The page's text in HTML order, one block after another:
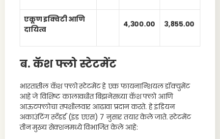
एकूण इक्विटी आणि
दायित्व
4,300.00 3,855.00
ब. कॅश फ्लो स्टेटमेंट
भारतातील कॅश फ्लो स्टेटमेंट हे एक फायनान्शियल डॉक्युमेंट
आहे जे विशिष्ट कालावधीत बिझनेसच्या कॅश फ्लो आणि
आऊटफ्लोचा तपशीलवार आढावा प्रदान करते. हे इंडियन
अकाउंटिंग स्टँडर्ड (इंड एएस) 7 नुसार तयार केले जाते. स्टेटमेंट
तीन मुख्य सेक्शनमध्ये विभाजित केले आहे: